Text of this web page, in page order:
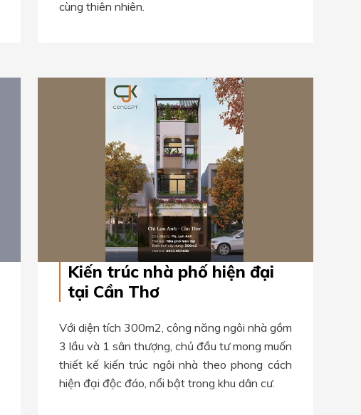
cùng thiên nhiên.
Kiến trúc nhà phố hiện đại
tại Cần Thơ
Với diện tích 300m2, công năng ngôi nhà gồm
3 lầu và 1 sân thượng, chủ đầu tư mong muốn
thiết kế kiến trúc ngôi nhà theo phong cách
hiện đại độc đáo, nổi bật trong khu dân cư.